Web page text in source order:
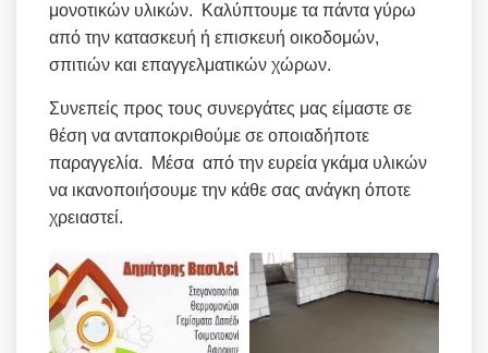
μονοτικών υλικών. Καλύπτουμε τα πάντα γύρω
από την κατασκευή ή επισκευή οικοδομών,
σπιτιών και επαγγελματικών χώρων.
Συνεπείς προς τους συνεργάτες μας είμαστε σε
θέση να ανταποκριθούμε σε οποιαδήποτε
παραγγελία. Μέσα από την ευρεία γκάμα υλικών
να ικανοποιήσουμε την κάθε σας ανάγκη όποτε
χρειαστεί.